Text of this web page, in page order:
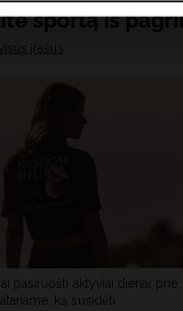
rasite mūsų
informacija“.
sportą iš
įrašus
pasiruošti aktyviai dienai prie
ką susidėti